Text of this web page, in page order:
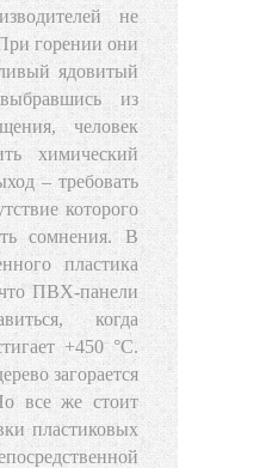
не
горении они
ядовитый
из
человек
химический
– требовать
которого
сомнения. В
пластика
ПВХ-панели
когда
+450 °С.
загорается
все же стоит
пластиковых